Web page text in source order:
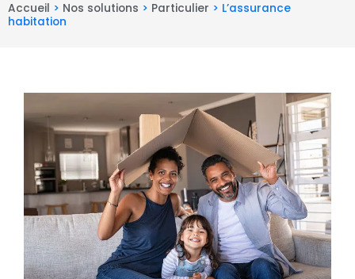
Accueil > Nos solutions > Particulier > L’assurance
habitation